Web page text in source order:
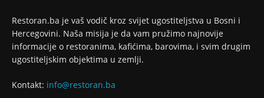
Restoran.ba je vaš vodič kroz svijet ugostiteljstva u Bosni i
Hercegovini. Naša misija je da vam pružimo najnovije
informacije o restoranima, kafićima, barovima, i svim drugim
ugostiteljskim objektima u zemlji.
Kontakt: info@restoran.ba